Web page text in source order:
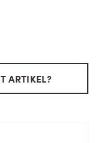
ARTIKEL?